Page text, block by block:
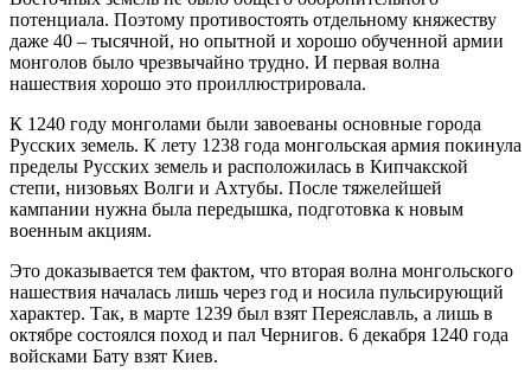
потенциала. Поэтому противостоять отдельному княжеству
даже 40 – тысячной, но опытной и хорошо обученной армии
монголов было чрезвычайно трудно. И первая волна
нашествия хорошо это проиллюстрировала.
К 1240 году монголами были завоеваны основные города
Русских земель. К лету 1238 года монгольская армия покинула
пределы Русских земель и расположилась в Кипчакской
степи, низовьях Волги и Ахтубы. После тяжелейшей
кампании нужна была передышка, подготовка к новым
военным акциям.
Это доказывается тем фактом, что вторая волна монгольского
нашествия началась лишь через год и носила пульсирующий
характер. Так, в марте 1239 был взят Переяславль, а лишь в
октябре состоялся поход и пал Чернигов. 6 декабря 1240 года
войсками Бату взят Киев.